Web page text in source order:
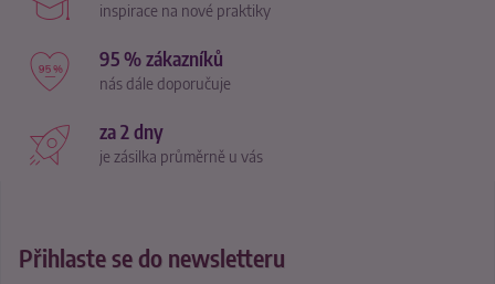
inspirace na nové praktiky
95 % zákazníků
nás dále doporučuje
za 2 dny
je zásilka průměrně u vás
Přihlaste se do newsletteru